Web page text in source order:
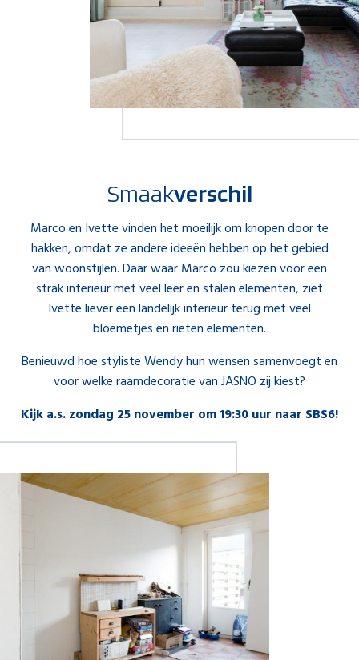
Smaakverschil
Marco en Ivette vinden het moeilijk om knopen door te
hakken, omdat ze andere ideeën hebben op het gebied
van woonstijlen. Daar waar Marco zou kiezen voor een
strak interieur met veel leer en stalen elementen, ziet
Ivette liever een landelijk interieur terug met veel
bloemetjes en rieten elementen.
Benieuwd hoe styliste Wendy hun wensen samenvoegt en
voor welke raamdecoratie van JASNO zij kiest?
Kijk a.s. zondag 25 november om 19:30 uur naar SBS6!